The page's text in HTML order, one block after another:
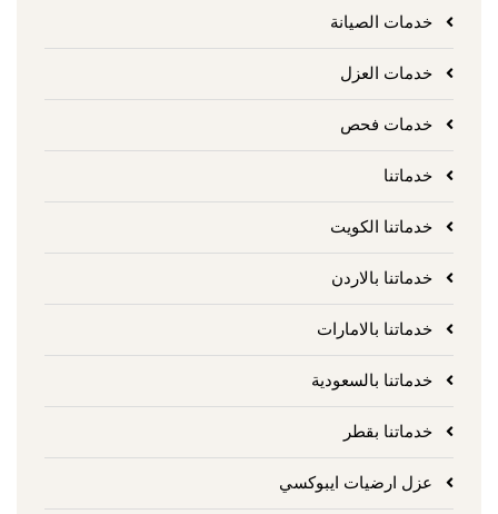
خدمات الصيانة
خدمات العزل
خدمات فحص
خدماتنا
خدماتنا الكويت
خدماتنا بالاردن
خدماتنا بالامارات
خدماتنا بالسعودية
خدماتنا بقطر
عزل ارضيات ايبوكسي